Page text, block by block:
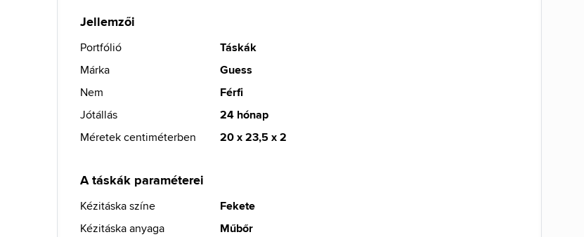
Jellemzői
Portfólió
Táskák
Márka
Guess
Nem
Férfi
Jótállás
24 hónap
Méretek centiméterben
20 x 23,5 x 2
A táskák paraméterei
Kézitáska színe
Fekete
Kézitáska anyaga
Műbőr